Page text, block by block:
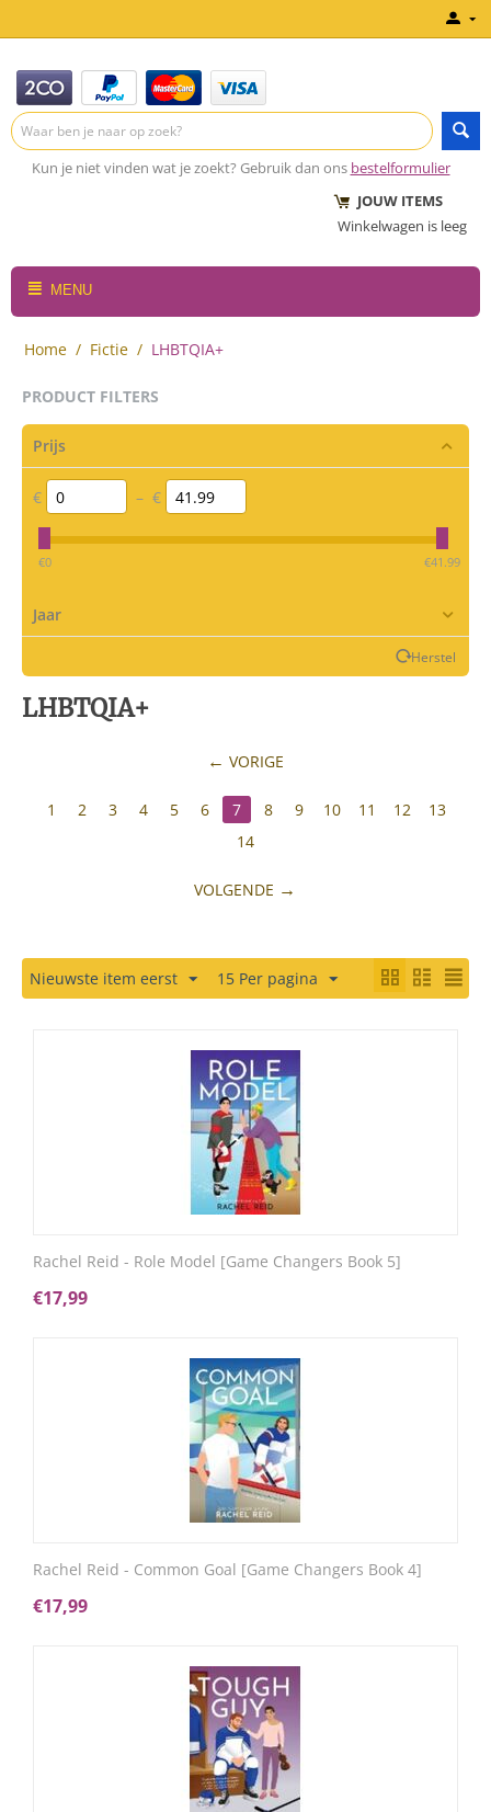
Kun je niet vinden wat je zoekt? Gebruik dan ons bestelformulier
JOUW ITEMS
Winkelwagen is leeg
MENU
Home / Fictie / LHBTQIA+
PRODUCT FILTERS
Prijs
€ – €
‎€0 ‎€41.99
Jaar
Herstel
LHBTQIA+
VORIGE
1 2 3 4 5 6 7 8 9 10 11 12
13
14
VOLGENDE
Nieuwste item eerst 15 Per pagina
Rachel Reid - Role Model [Game Changers Book 5]
€17,99
Rachel Reid - Common Goal [Game Changers Book 4]
€17,99